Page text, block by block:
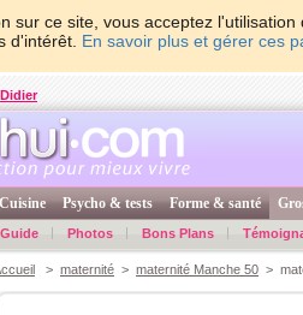
sur ce site, vous acceptez
d'intérêt. En savoir plus et gérer ces
Didier
Cuisine Psycho & tests Forme & santé
Guide Photos Bons Plans
> maternité > maternité Manche 50 >